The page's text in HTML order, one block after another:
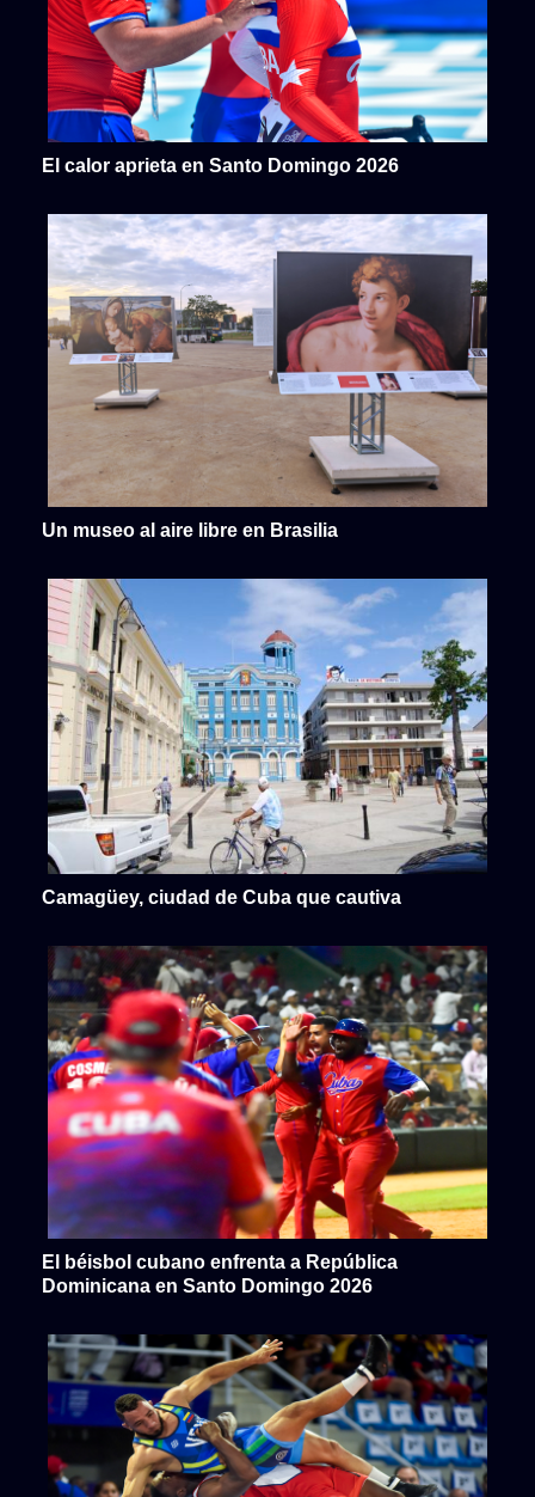
El calor aprieta en Santo Domingo 2026
Un museo al aire libre en Brasilia
Camagüey, ciudad de Cuba que cautiva
El béisbol cubano enfrenta a República
Dominicana en Santo Domingo 2026